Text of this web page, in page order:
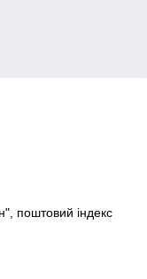
поштовий індекс